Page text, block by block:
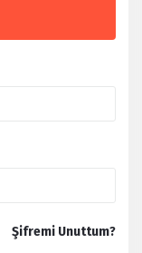
Şifremi Unuttum?